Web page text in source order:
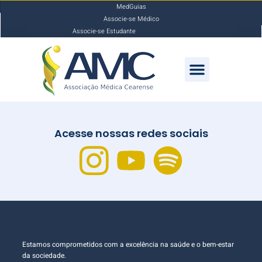
MedGuias
Associe-se Médico
Associe-se Estudante
Acesse nossas redes sociais
Estamos comprometidos com a excelência na saúde e o bem-estar
da sociedade.